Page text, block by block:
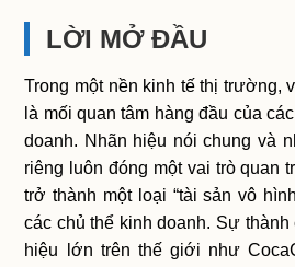
LỜI MỞ ĐẦU
Trong một nền kinh tế thị trường,
là mối quan tâm hàng đầu của
doanh. Nhãn hiệu nói chung và
riêng luôn đóng một vai trò quan
trở thành một loại “tài sản vô
các chủ thể kinh doanh. Sự
hiệu lớn trên thế giới như